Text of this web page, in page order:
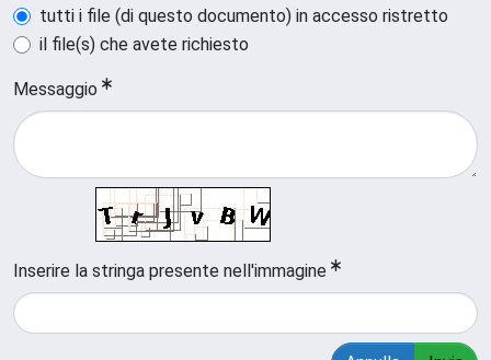
tutti i file (di questo documento) in accesso ristretto
il file(s) che avete richiesto
Messaggio
Inserire la stringa presente nell'immagine